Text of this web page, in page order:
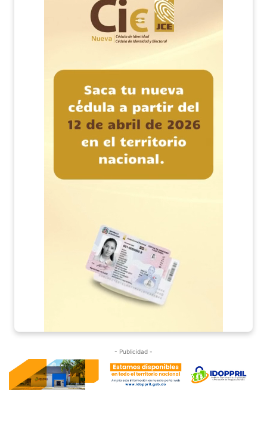
- Publicidad -